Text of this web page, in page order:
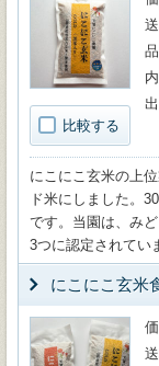
比較する
にこにこ玄米の上
ド米にしました。
です。当園は、み
3つに認定されてい
にこにこ玄米